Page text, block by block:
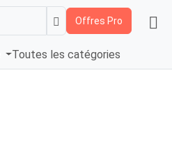
Offres Pro
Toutes les catégories